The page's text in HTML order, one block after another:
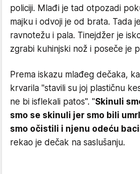
policiji. Mlađi je tad otpozadi
majku i odvoji je od brata. Tada
ravnotežu i pala. Tinejdžer je
zgrabi kuhinjski nož i poseče je
Prema iskazu mlađeg dečaka,
krvarila "stavili su joj plastičnu
ne bi isflekali patos". "Skinuli
smo se skinuli jer smo bili
smo očistili i njenu odeću
rekao je dečak na saslušanju.